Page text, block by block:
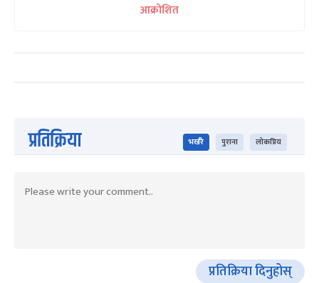
आक्रोशित
प्रतिक्रिया भर्खरै पुराना लोकप्रिय
प्रतिक्रिया दिनुहोस्